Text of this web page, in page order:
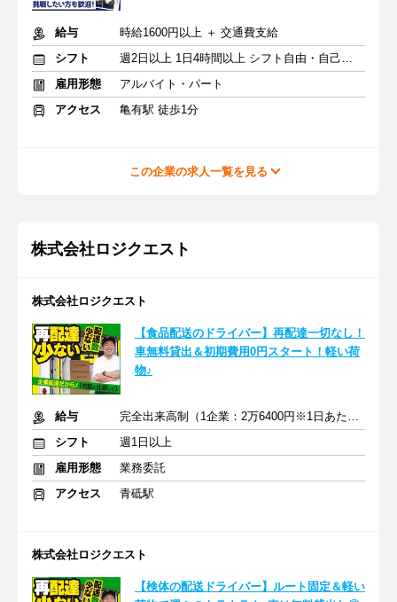
給与
時給1600円以上 ＋ 交通費支給
シフト
週2日以上 1日4時間以上 シフト自由・自己申告
雇用形態
アルバイト・パート
アクセス
亀有駅 徒歩1分
この企業の求人一覧を見る
株式会社ロジクエスト
株式会社ロジクエスト
【食品配送のドライバー】再配達一切なし！
車無料貸出＆初期費用0円スタート！軽い荷
物♪
給与
完全出来高制（1企業：2万6400円※1日あたり）
シフト
週1日以上
雇用形態
業務委託
アクセス
青砥駅
株式会社ロジクエスト
【検体の配送ドライバー】ルート固定＆軽い